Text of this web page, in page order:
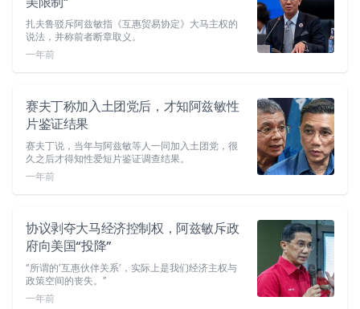
扎夫鲁驳斥阿兹敏指《互惠贸易协定》大马主权的
说法，并称前者断章取义。
一年前
赛夫丁称加入土团党后，才知阿兹敏性
片鉴证结果
赛夫丁说，当年与阿兹敏等人一同加入土团党，很
久之后才得知性爱短片鉴证调查结果。
一年前
协议剥夺大马经济控制权，阿兹敏斥政
府向美国“投降”
“所谓的’互惠伙伴关系’，实际上是我们经济主权与
政策空间的丧失。”
一年前